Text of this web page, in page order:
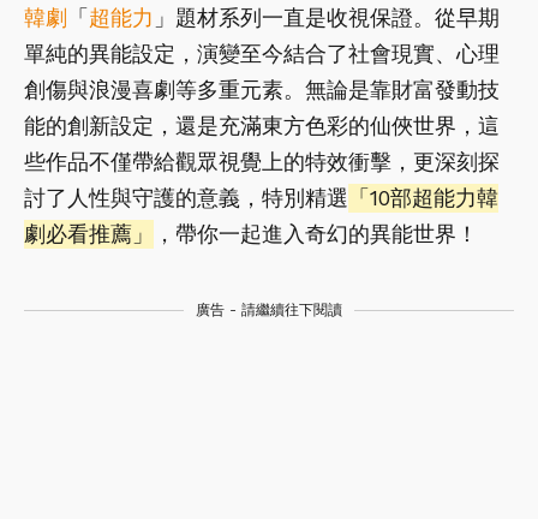
韓劇 「 超能力 」題材系列一直是收視保證。從早期
單純的異能設定，演變至今結合了社會現實、心理
創傷與浪漫喜劇等多重元素。無論是靠財富發動技
能的創新設定，還是充滿東方色彩的仙俠世界，這
些作品不僅帶給觀眾視覺上的特效衝擊，更深刻探
討了人性與守護的意義，特別精選 「10部超能力韓
劇必看推薦」
，帶你一起進入奇幻的異能世界！
廣告 - 請繼續往下閱讀